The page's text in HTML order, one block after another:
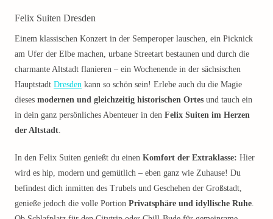
Felix Suiten Dresden
Einem klassischen Konzert in der Semperoper lauschen, ein Picknick
am Ufer der Elbe machen, urbane Streetart bestaunen und durch die
charmante Altstadt flanieren – ein Wochenende in der sächsischen
Hauptstadt Dresden kann so schön sein! Erlebe auch du die Magie
dieses modernen und gleichzeitig historischen Ortes und tauch ein
in dein ganz persönliches Abenteuer in den Felix Suiten im Herzen
der Altstadt.
In den Felix Suiten genießt du einen Komfort der Extraklasse: Hier
wird es hip, modern und gemütlich – eben ganz wie Zuhause! Du
befindest dich inmitten des Trubels und Geschehen der Großstadt,
genieße jedoch die volle Portion Privatsphäre und idyllische Ruhe.